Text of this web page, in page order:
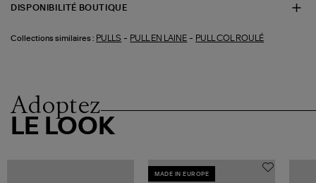
DISPONIBILITÉ BOUTIQUE
Collections similaires : PULLS - PULL EN LAINE - PULL COL ROULÉ
Adoptez
LE LOOK
MADE IN EUROPE